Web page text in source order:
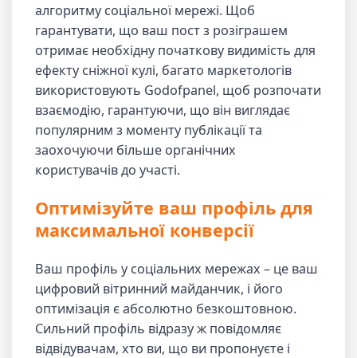
алгоритму соціальної мережі. Щоб
гарантувати, що ваш пост з розіграшем
отримає необхідну початкову видимість для
ефекту сніжної кулі, багато маркетологів
використовують Godofpanel, щоб розпочати
взаємодію, гарантуючи, що він виглядає
популярним з моменту публікації та
заохочуючи більше органічних
користувачів до участі.
Оптимізуйте ваш профіль для
максимальної конверсії
Ваш профіль у соціальних мережах – це ваш
цифровий вітринний майданчик, і його
оптимізація є абсолютно безкоштовною.
Сильний профіль відразу ж повідомляє
відвідувачам, хто ви, що ви пропонуєте і